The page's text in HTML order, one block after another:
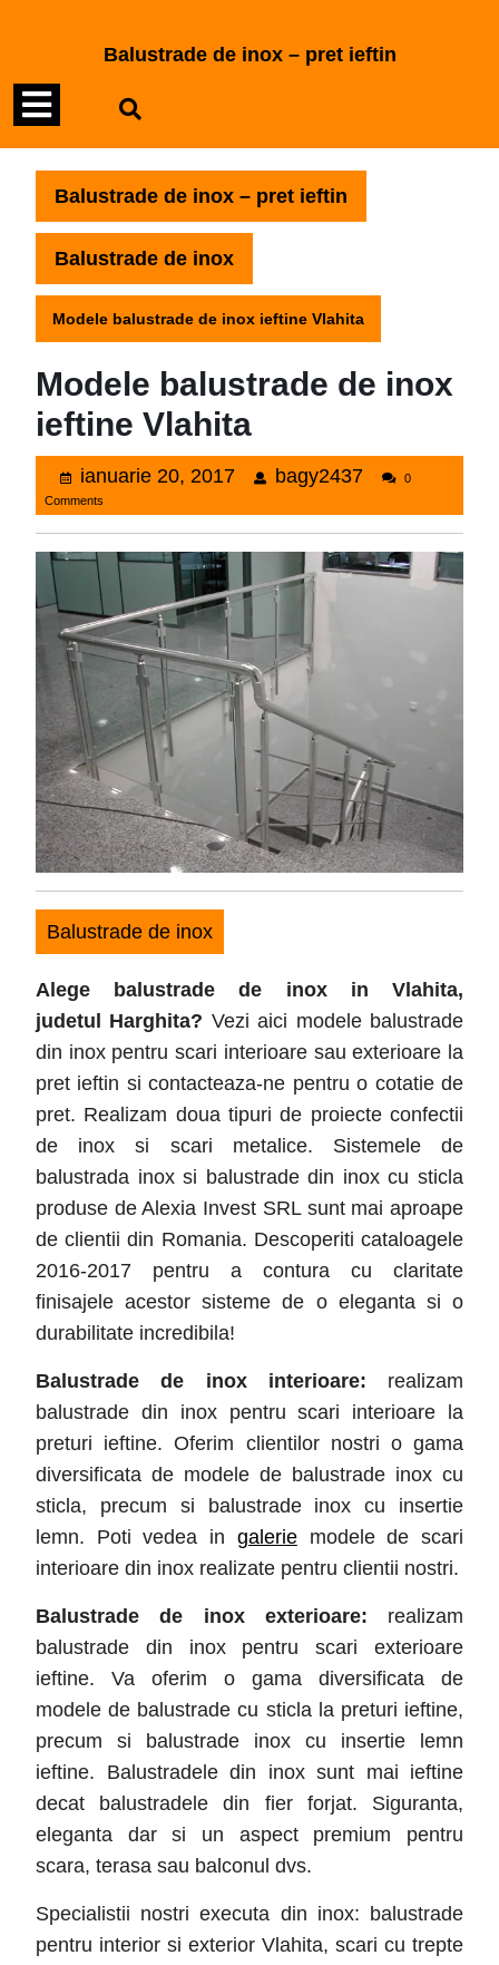
Balustrade de inox – pret ieftin
Open
Menu
Balustrade de inox – pret ieftin
Balustrade de inox
Modele balustrade de inox ieftine Vlahita
Modele balustrade de inox
ieftine Vlahita
ianuarie 20, 2017ianuarie
2017
bagy2437bagy2437
0
Comments
Balustrade de inox
Alege balustrade de inox in Vlahita,
judetul Harghita? Vezi aici modele balustrade
din inox pentru scari interioare sau exterioare la
pret ieftin si contacteaza-ne pentru o cotatie de
pret. Realizam doua tipuri de proiecte confectii
de inox si scari metalice. Sistemele de
balustrada inox si balustrade din inox cu sticla
produse de Alexia Invest SRL sunt mai aproape
de clientii din Romania. Descoperiti cataloagele
2016-2017 pentru a contura cu claritate
finisajele acestor sisteme de o eleganta si o
durabilitate incredibila!
Balustrade de inox interioare: realizam
balustrade din inox pentru scari interioare la
preturi ieftine. Oferim clientilor nostri o gama
diversificata de modele de balustrade inox cu
sticla, precum si balustrade inox cu insertie
lemn. Poti vedea in galeriemodele de scari
interioare din inox realizate pentru clientii nostri.
Balustrade de inox exterioare: realizam
balustrade din inox pentru scari exterioare
ieftine. Va oferim o gama diversificata de
modele de balustrade cu sticla la preturi ieftine,
precum si balustrade inox cu insertie lemn
ieftine. Balustradele din inox sunt mai ieftine
decat balustradele din fier forjat. Siguranta,
eleganta dar si un aspect premium pentru
scara, terasa sau balconul dvs.
Specialistii nostri executa din inox: balustrade
pentru interior si exterior Vlahita, scari cu trepte